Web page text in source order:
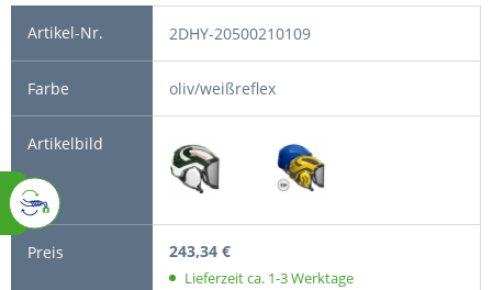
2DHY-20500210109
oliv/weißreflex
243,34 €
Lieferzeit ca. 1-3 Werktage